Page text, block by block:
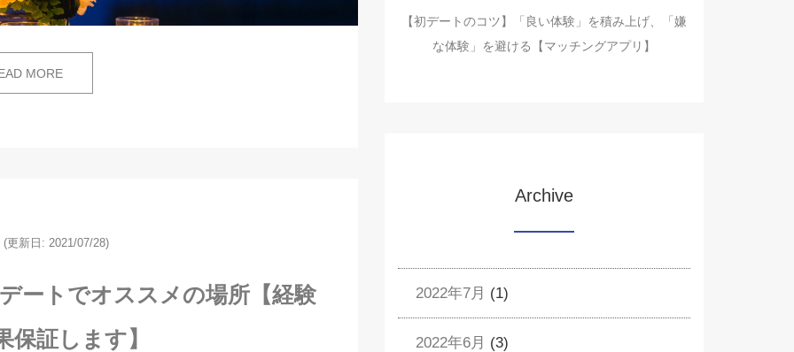
MORE
(更新日: 2021/07/28)
ートでオススメの場所【経験
保証します】
【初デートのコツ】「良い体験」を積み上げ、「嫌
な体験」を避ける【マッチングアプリ】
Archive
2022年7月 (1)
2022年6月 (3)